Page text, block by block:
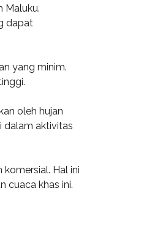
Maluku.
dapat
yang minim.
oleh hujan
dalam aktivitas
Hal ini
cuaca khas ini.